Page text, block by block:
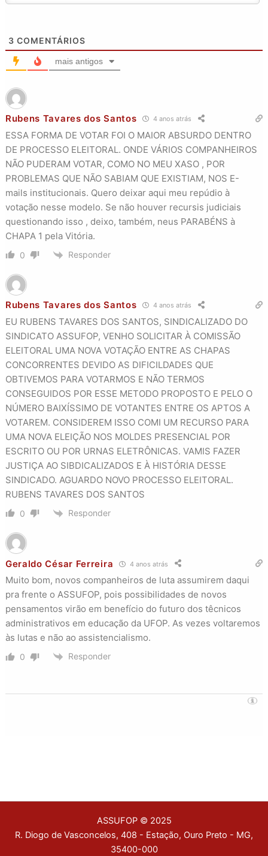
3 COMENTÁRIOS
mais antigos
Rubens Tavares dos Santos 4 anos atrás
ESSA FORMA DE VOTAR FOI O MAIOR ABSURDO DENTRO
DE PROCESSO ELEITORAL. ONDE VÁRIOS COMPANHEIROS
NÃO PUDERAM VOTAR, COMO NO MEU XASO , POR
PROBLEMAS QUE NÃO SABIAM QUE EXISTIAM, NOS E-
mails institucionais. Quero deixar aqui meu repúdio à
votação nesse modelo. Se não houver recursis judiciais
questionando isso , deixo, também, neus PARABÉNS à
CHAPA 1 pela Vitória.
0 Responder
Rubens Tavares dos Santos 4 anos atrás
EU RUBENS TAVARES DOS SANTOS, SINDICALIZADO DO
SINDICATO ASSUFOP, VENHO SOLICITAR À COMISSÃO
ELEITORAL UMA NOVA VOTAÇÃO ENTRE AS CHAPAS
CONCORRENTES DEVIDO AS DIFICILDADES QUE
OBTIVEMOS PARA VOTARMOS E NÃO TERMOS
CONSEGUIDOS POR ESSE METODO PROPOSTO E PELO O
NÚMERO BAIXÍSSIMO DE VOTANTES ENTRE OS APTOS A
VOTAREM. CONSIDEREM ISSO COMI UM RECURSO PARA
UMA NOVA ELEIÇÃO NOS MOLDES PRESENCIAL POR
ESCRITO OU POR URNAS ELETRÔNICAS. VAMIS FAZER
JUSTIÇA AO SIBDICALIZADOS E À HISTÓRIA DESSE
SINDICADO. AGUARDO NOVO PROCESSO ELEITORAL.
RUBENS TAVARES DOS SANTOS
0 Responder
Geraldo César Ferreira 4 anos atrás
Muito bom, novos companheiros de luta assumirem daqui
pra frente o ASSUFOP, pois possibilidades de novos
pensamentos virão em benefício do futuro dos têcnicos
administrativos em educação da UFOP. As vezes voltaremos
às lutas e não ao assistencialismo.
0 Responder
ASSUFOP © 2025
R. Diogo de Vasconcelos, 408 - Estação, Ouro Preto - MG,
35400-000